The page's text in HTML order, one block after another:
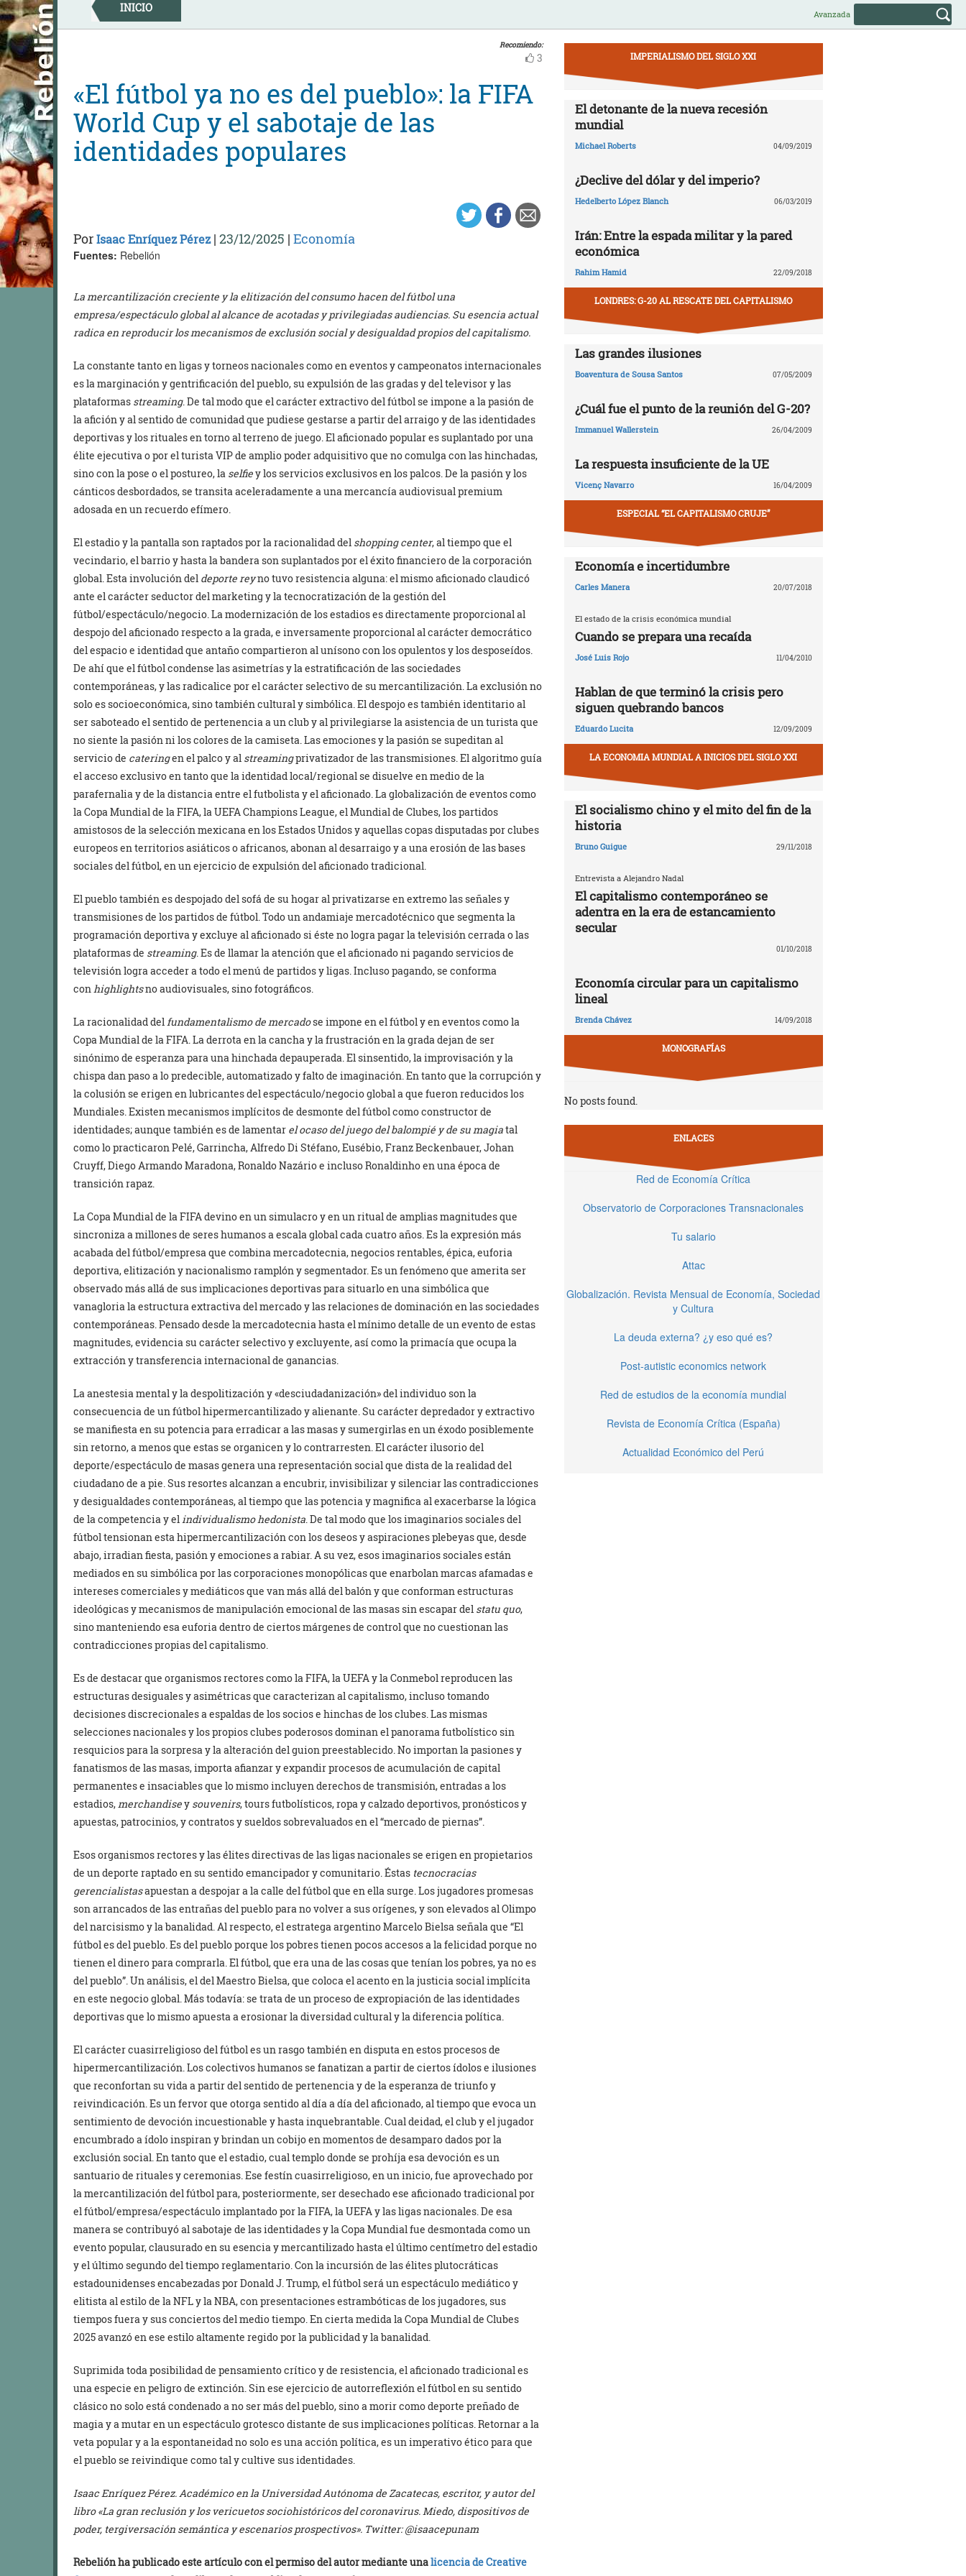
Skip
to
content
INICIO Avanzada
Recomiendo:
3
«El fútbol ya no es del pueblo»: la FIFA
World Cup y el sabotaje de las
identidades populares
PorIsaac Enríquez Pérez| 23/12/2025 | Economía
Fuentes: Rebelión
La mercantilización creciente y la elitización del consumo hacen del fútbol una
empresa/espectáculo global al alcance de acotadas y privilegiadas audiencias. Su esencia actual
radica en reproducir los mecanismos de exclusión social y desigualdad propios del capitalismo.
La constante tanto en ligas y torneos nacionales como en eventos y campeonatos internacionales
es la marginación y gentrificación del pueblo, su expulsión de las gradas y del televisor y las
plataformas streaming. De tal modo que el carácter extractivo del fútbol se impone a la pasión de
la afición y al sentido de comunidad que pudiese gestarse a partir del arraigo y de las identidades
deportivas y los rituales en torno al terreno de juego. El aficionado popular es suplantado por una
élite ejecutiva o por el turista VIP de amplio poder adquisitivo que no comulga con las hinchadas,
sino con la pose o el postureo, la selfiey los servicios exclusivos en los palcos. De la pasión y los
cánticos desbordados, se transita aceleradamente a una mercancía audiovisual premium
adosada en un recuerdo efímero.
El estadio y la pantalla son raptados por la racionalidad del shopping center, al tiempo que el
vecindario, el barrio y hasta la bandera son suplantados por el éxito financiero de la corporación
global. Esta involución del deporte reyno tuvo resistencia alguna: el mismo aficionado claudicó
ante el carácter seductor del marketing y la tecnocratización de la gestión del
fútbol/espectáculo/negocio. La modernización de los estadios es directamente proporcional al
despojo del aficionado respecto a la grada, e inversamente proporcional al carácter democrático
del espacio e identidad que antaño compartieron al unísono con los opulentos y los desposeídos.
De ahí que el fútbol condense las asimetrías y la estratificación de las sociedades
contemporáneas, y las radicalice por el carácter selectivo de su mercantilización. La exclusión no
solo es socioeconómica, sino también cultural y simbólica. El despojo es también identitario al
ser saboteado el sentido de pertenencia a un club y al privilegiarse la asistencia de un turista que
no siente la pasión ni los colores de la camiseta. Las emociones y la pasión se supeditan al
servicio de cateringen el palco y al streamingprivatizador de las transmisiones. El algoritmo guía
el acceso exclusivo en tanto que la identidad local/regional se disuelve en medio de la
parafernalia y de la distancia entre el futbolista y el aficionado. La globalización de eventos como
la Copa Mundial de la FIFA, la UEFA Champions League, el Mundial de Clubes, los partidos
amistosos de la selección mexicana en los Estados Unidos y aquellas copas disputadas por clubes
europeos en territorios asiáticos o africanos, abonan al desarraigo y a una erosión de las bases
sociales del fútbol, en un ejercicio de expulsión del aficionado tradicional.
El pueblo también es despojado del sofá de su hogar al privatizarse en extremo las señales y
transmisiones de los partidos de fútbol. Todo un andamiaje mercadotécnico que segmenta la
programación deportiva y excluye al aficionado si éste no logra pagar la televisión cerrada o las
plataformas de streaming. Es de llamar la atención que el aficionado ni pagando servicios de
televisión logra acceder a todo el menú de partidos y ligas. Incluso pagando, se conforma
conhighlightsno audiovisuales, sino fotográficos.
La racionalidad delfundamentalismo de mercadose impone en el fútbol y en eventos como la
Copa Mundial de la FIFA. La derrota en la cancha y la frustración en la grada dejan de ser
sinónimo de esperanza para una hinchada depauperada. El sinsentido, la improvisación y la
chispa dan paso a lo predecible, automatizado y falto de imaginación. En tanto que la corrupción y
la colusión se erigen en lubricantes del espectáculo/negocio global a que fueron reducidos los
Mundiales. Existen mecanismos implícitos de desmonte del fútbol como constructor de
identidades; aunque también es de lamentar el ocaso del juego del balompié y de su magiatal
como lo practicaron Pelé, Garrincha, Alfredo Di Stéfano, Eusébio, Franz Beckenbauer, Johan
Cruyff, Diego Armando Maradona, Ronaldo Nazário e incluso Ronaldinho en una época de
transición rapaz.
La Copa Mundial de la FIFA devino en un simulacro y en un ritual de amplias magnitudes que
sincroniza a millones de seres humanos a escala global cada cuatro años. Es la expresión más
acabada del fútbol/empresa que combina mercadotecnia, negocios rentables, épica, euforia
deportiva, elitización y nacionalismo ramplón y segmentador. Es un fenómeno que amerita ser
observado más allá de sus implicaciones deportivas para situarlo en una simbólica que
vanagloria la estructura extractiva del mercado y las relaciones de dominación en las sociedades
contemporáneas. Pensado desde la mercadotecnia hasta el mínimo detalle de un evento de estas
magnitudes, evidencia su carácter selectivo y excluyente, así como la primacía que ocupa la
extracción y transferencia internacional de ganancias.
La anestesia mental y la despolitización y «desciudadanización» del individuo son la
consecuencia de un fútbol hipermercantilizado y alienante. Su carácter depredador y extractivo
se manifiesta en su potencia para erradicar a las masas y sumergirlas en un éxodo posiblemente
sin retorno, a menos que estas se organicen y lo contrarresten. El carácter ilusorio del
deporte/espectáculo de masas genera una representación social que dista de la realidad del
ciudadano de a pie. Sus resortes alcanzan a encubrir, invisibilizar y silenciar las contradicciones
y desigualdades contemporáneas, al tiempo que las potencia y magnifica al exacerbarse la lógica
de la competencia y elindividualismo hedonista. De tal modo que los imaginarios sociales del
fútbol tensionan esta hipermercantilización con los deseos y aspiraciones plebeyas que, desde
abajo, irradian fiesta, pasión y emociones a rabiar. A su vez, esos imaginarios sociales están
mediados en su simbólica por las corporaciones monopólicas que enarbolan marcas afamadas e
intereses comerciales y mediáticos que van más allá del balón y que conforman estructuras
ideológicas y mecanismos de manipulación emocional de las masas sin escapar del statu quo,
sino manteniendo esa euforia dentro de ciertos márgenes de control que no cuestionan las
contradicciones propias del capitalismo.
Es de destacar que organismos rectores como la FIFA, la UEFA y la Conmebol reproducen las
estructuras desiguales y asimétricas que caracterizan al capitalismo, incluso tomando
decisiones discrecionales a espaldas de los socios e hinchas de los clubes. Las mismas
selecciones nacionales y los propios clubes poderosos dominan el panorama futbolístico sin
resquicios para la sorpresa y la alteración del guion preestablecido. No importan la pasiones y
fanatismos de las masas, importa afianzar y expandir procesos de acumulación de capital
permanentes e insaciables que lo mismo incluyen derechos de transmisión, entradas a los
estadios,merchandisey souvenirs, tours futbolísticos, ropa y calzado deportivos, pronósticos y
apuestas, patrocinios, y contratos y sueldos sobrevaluados en el “mercado de piernas”.
Esos organismos rectores y las élites directivas de las ligas nacionales se erigen en propietarios
de un deporte raptado en su sentido emancipador y comunitario. Éstas tecnocracias
gerencialistasapuestan a despojar a la calle del fútbol que en ella surge. Los jugadores promesas
son arrancados de las entrañas del pueblo para no volver a sus orígenes, y son elevados al Olimpo
del narcisismo y la banalidad. Al respecto, el estratega argentino Marcelo Bielsa señala que “El
fútbol es del pueblo. Es del pueblo porque los pobres tienen pocos accesos a la felicidad porque no
tienen el dinero para comprarla. El fútbol, que era una de las cosas que tenían los pobres, ya no es
del pueblo”. Un análisis, el del Maestro Bielsa, que coloca el acento en la justicia social implícita
en este negocio global. Más todavía: se trata de un proceso de expropiación de las identidades
deportivas que lo mismo apuesta a erosionar la diversidad cultural y la diferencia política.
El carácter cuasirreligioso del fútbol es un rasgo también en disputa en estos procesos de
hipermercantilización. Los colectivos humanos se fanatizan a partir de ciertos ídolos e ilusiones
que reconfortan su vida a partir del sentido de pertenencia y de la esperanza de triunfo y
reivindicación. Es un fervor que otorga sentido al día a día del aficionado, al tiempo que evoca un
sentimiento de devoción incuestionable y hasta inquebrantable. Cual deidad, el club y el jugador
encumbrado a ídolo inspiran y brindan un cobijo en momentos de desamparo dados por la
exclusión social. En tanto que el estadio, cual templo donde se prohíja esa devoción es un
santuario de rituales y ceremonias. Ese festín cuasirreligioso, en un inicio, fue aprovechado por
la mercantilización del fútbol para, posteriormente, ser desechado ese aficionado tradicional por
el fútbol/empresa/espectáculo implantado por la FIFA, la UEFA y las ligas nacionales. De esa
manera se contribuyó al sabotaje de las identidades y la Copa Mundial fue desmontada como un
evento popular, clausurado en su esencia y mercantilizado hasta el último centímetro del estadio
y el último segundo del tiempo reglamentario. Con la incursión de las élites plutocráticas
estadounidenses encabezadas por Donald J. Trump, el fútbol será un espectáculo mediático y
elitista al estilo de la NFL y la NBA, con presentaciones estrambóticas de los jugadores, sus
tiempos fuera y sus conciertos del medio tiempo. En cierta medida la Copa Mundial de Clubes
2025 avanzó en ese estilo altamente regido por la publicidad y la banalidad.
Suprimida toda posibilidad de pensamiento crítico y de resistencia, el aficionado tradicional es
una especie en peligro de extinción. Sin ese ejercicio de autorreflexión el fútbol en su sentido
clásico no solo está condenado a no ser más del pueblo, sino a morir como deporte preñado de
magia y a mutar en un espectáculo grotesco distante de sus implicaciones políticas. Retornar a la
veta popular y a la espontaneidad no solo es una acción política, es un imperativo ético para que
el pueblo se reivindique como tal y cultive sus identidades.
Isaac Enríquez Pérez. Académico en la Universidad Autónoma de Zacatecas, escritor, y autor del
libro «La gran reclusión y los vericuetos sociohistóricos del coronavirus. Miedo, dispositivos de
poder, tergiversación semántica y escenarios prospectivos». Twitter: @isaacepunam
Rebelión ha publicado este artículo con el permiso del autor mediante unalicencia de Creative
IMPERIALISMO DEL SIGLO XXI
El detonante de la nueva recesión
mundial
Michael Roberts 04/09/2019
¿Declive del dólar y del imperio?
Hedelberto López Blanch 06/03/2019
Irán: Entre la espada militar y la pared
económica
Rahim Hamid 22/09/2018
LONDRES: G-20 AL RESCATE DEL CAPITALISMO
Las grandes ilusiones
Boaventura de Sousa Santos 07/05/2009
¿Cuál fue el punto de la reunión del G-20?
Immanuel Wallerstein 26/04/2009
La respuesta insuficiente de la UE
Vicenç Navarro 16/04/2009
ESPECIAL “EL CAPITALISMO CRUJE”
Economía e incertidumbre
Carles Manera 20/07/2018
El estado de la crisis económica mundial
Cuando se prepara una recaída
José Luis Rojo 11/04/2010
Hablan de que terminó la crisis pero
siguen quebrando bancos
Eduardo Lucita 12/09/2009
LA ECONOMIA MUNDIAL A INICIOS DEL SIGLO XXI
El socialismo chino y el mito del fin de la
historia
Bruno Guigue 29/11/2018
Entrevista a Alejandro Nadal
El capitalismo contemporáneo se
adentra en la era de estancamiento
secular
01/10/2018
Economía circular para un capitalismo
lineal
Brenda Chávez 14/09/2018
MONOGRAFÍAS
No posts found.
ENLACES
Red de Economía Crítica
Observatorio de Corporaciones Transnacionales
Tu salario
Attac
Globalización. Revista Mensual de Economía, Sociedad
y Cultura
La deuda externa? ¿y eso qué es?
Post-autistic economics network
Red de estudios de la economía mundial
Revista de Economía Crítica (España)
Actualidad Económico del Perú